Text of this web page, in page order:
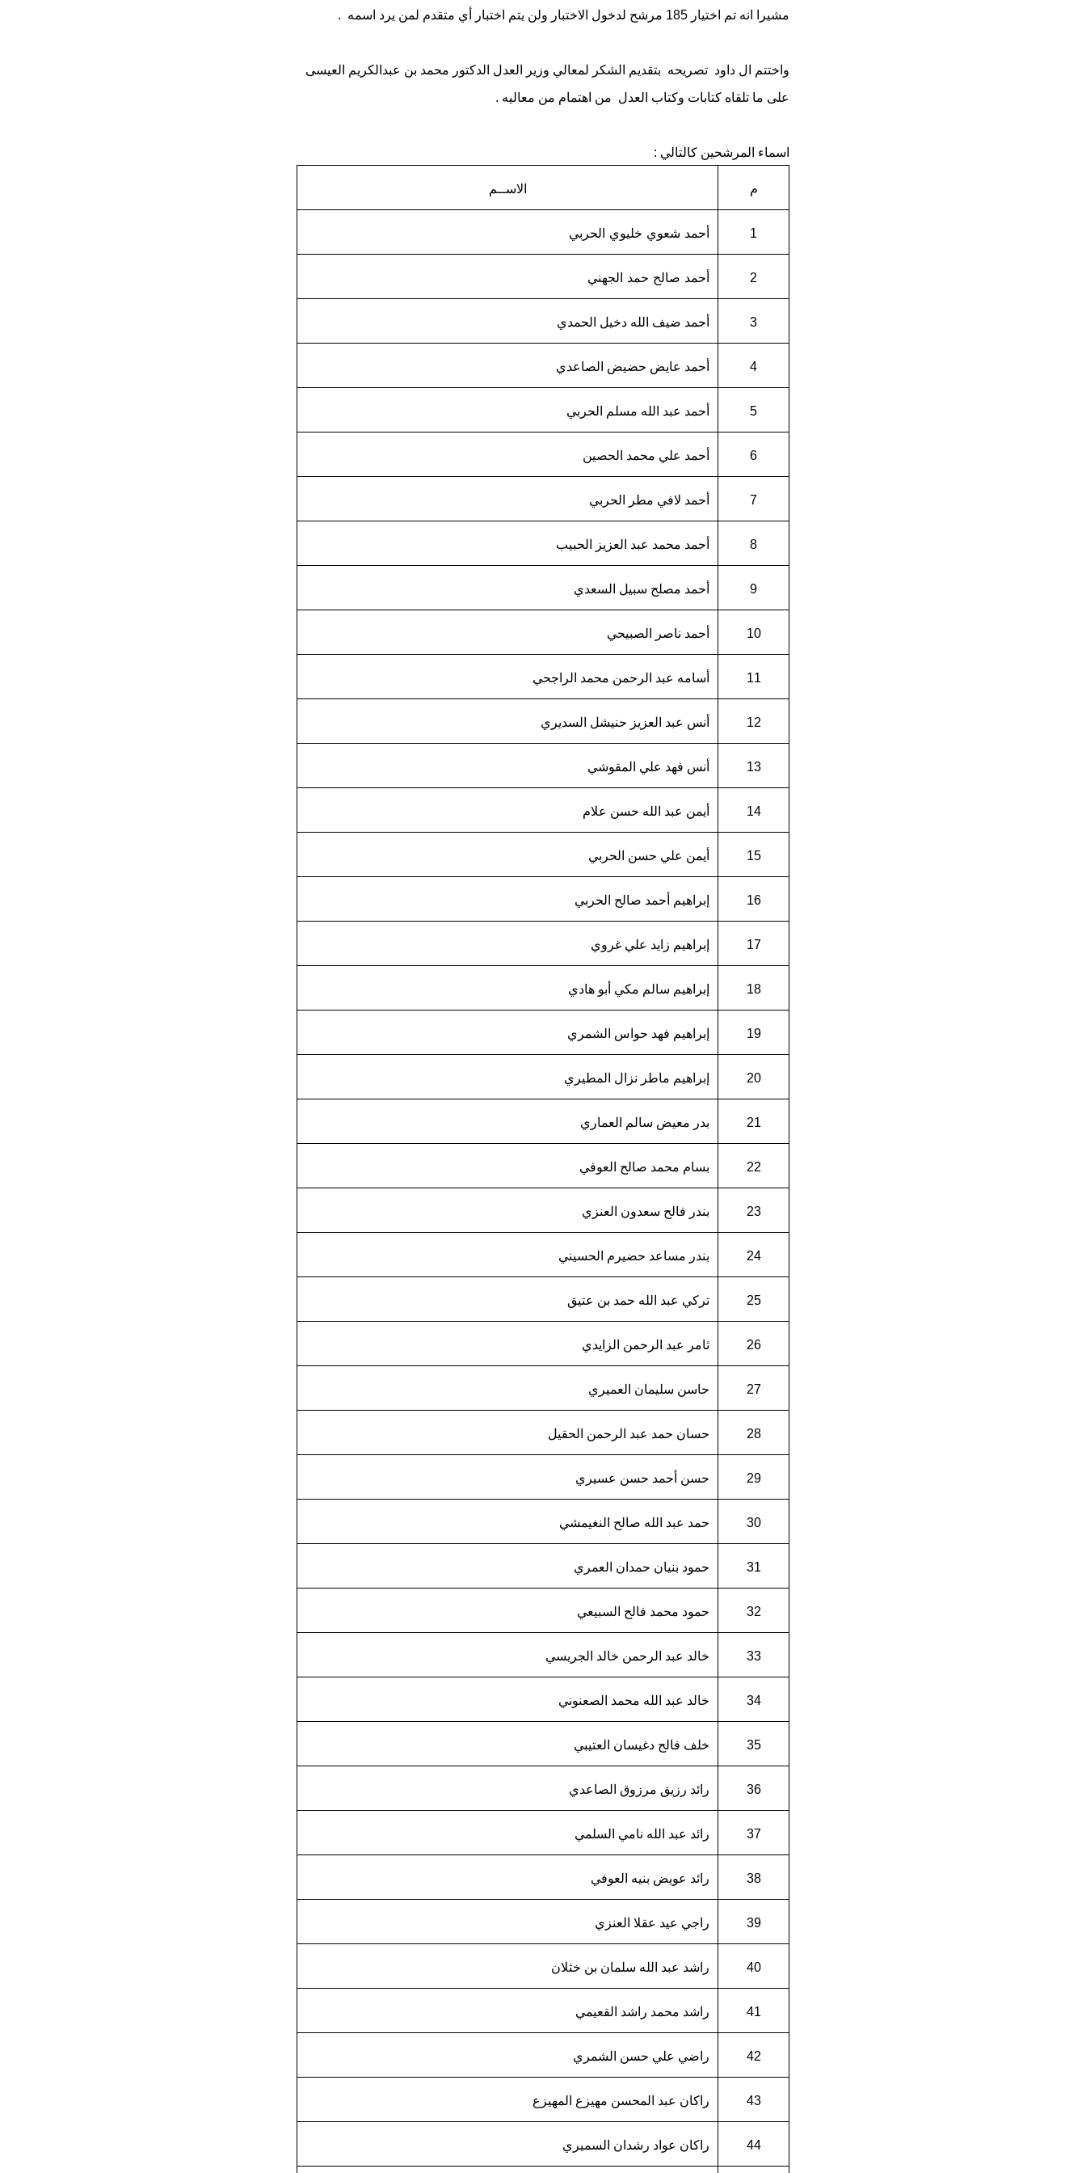
مشيرا انه تم اختيار 185 مرشح لدخول الاختبار ولن يتم اختبار أي متقدم لمن يرد اسمه .
واختتم ال داود تصريحه بتقديم الشكر لمعالي وزير العدل الدكتور محمد بن عبدالكريم العيسى
على ما تلقاه كتابات وكتاب العدل من اهتمام من معاليه .
اسماء المرشحين كالتالي :
م الاســم
1 أحمد شعوي خليوي الحربي
2 أحمد صالح حمد الجهني
3 أحمد ضيف الله دخيل الحمدي
4 أحمد عايض حضيض الصاعدي
5 أحمد عبد الله مسلم الحربي
6 أحمد علي محمد الحصين
7 أحمد لافي مطر الحربي
8 أحمد محمد عبد العزيز الحبيب
9 أحمد مصلح سبيل السعدي
10 أحمد ناصر الصبيحي
11 أسامه عبد الرحمن محمد الراجحي
12 أنس عبد العزيز حنيشل السديري
13 أنس فهد علي المقوشي
14 أيمن عبد الله حسن علام
15 أيمن علي حسن الحربي
16 إبراهيم أحمد صالح الحربي
17 إبراهيم زايد علي غروي
18 إبراهيم سالم مكي أبو هادي
19 إبراهيم فهد حواس الشمري
20 إبراهيم ماطر نزال المطيري
21 بدر معيض سالم العماري
22 بسام محمد صالح العوفي
23 بندر فالح سعدون العنزي
24 بندر مساعد حضيرم الحسيني
25 تركي عبد الله حمد بن عتيق
26 ثامر عبد الرحمن الزايدي
27 حاسن سليمان العميري
28 حسان حمد عبد الرحمن الحقيل
29 حسن أحمد حسن عسيري
30 حمد عبد الله صالح النغيمشي
31 حمود بنيان حمدان العمري
32 حمود محمد فالح السبيعي
33 خالد عبد الرحمن خالد الجريسي
34 خالد عبد الله محمد الصعنوني
35 خلف فالح دغيسان العتيبي
36 رائد رزيق مرزوق الصاعدي
37 رائد عبد الله نامي السلمي
38 رائد عويض بنيه العوفي
39 راجي عيد عقلا العنزي
40 راشد عبد الله سلمان بن خثلان
41 راشد محمد راشد القعيمي
42 راضي علي حسن الشمري
43 راكان عبد المحسن مهيزع المهيزع
44 راكان عواد رشدان السميري